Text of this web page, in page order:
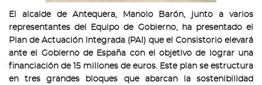
El alcalde de Antequera, Manolo Barón, junto a varios
representantes del Equipo de Gobierno, ha presentado el
Plan de Actuación Integrada (PAI) que el Consistorio elevará
ante el Gobierno de España con el objetivo de lograr una
financiación de 15 millones de euros. Este plan se estructura
en tres grandes bloques que abarcan la sostenibilidad